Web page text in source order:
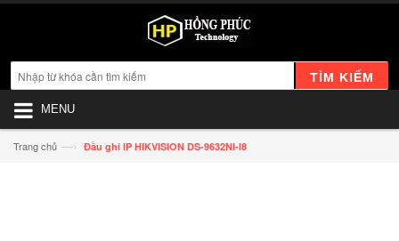
TÌM KIẾM
MENU
Trang chủ —› Đầu ghi IP HIKVISION DS-9632NI-I8